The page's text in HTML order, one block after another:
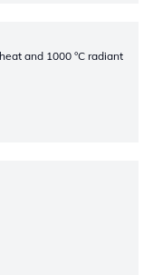
and 1000 °C radiant